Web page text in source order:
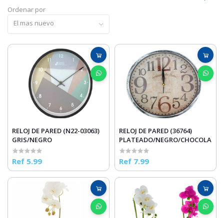
Ordenar por
El mas nuevo
RELOJ DE PARED (N22-03063)
GRIS/NEGRO
Ref 5.99
RELOJ DE PARED (36764)
PLATEADO/NEGRO/CHOCOLATE
Ref 7.99